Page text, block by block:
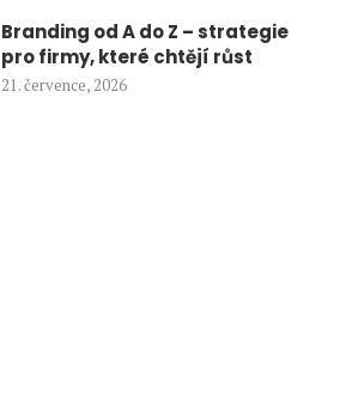
Branding od A do Z – strategie
pro firmy, které chtějí růst
21. července, 2026